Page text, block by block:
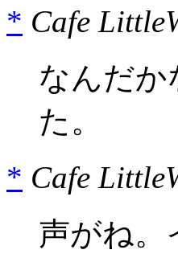
* Cafe
なんだか
た。
* Cafe
声がね。